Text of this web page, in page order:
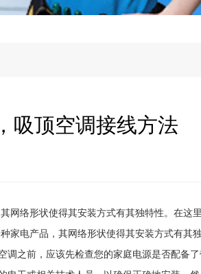
吸顶空调接线方法
网络形状使得其安装方式有其独特性。在这
家电产品，其网络形状使得其安装方式有其
之前，应该先检查您的家庭电源是否配备